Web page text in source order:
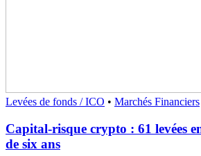
Levées de fonds / ICO • Marchés Financiers
Capital-risque crypto : 61 levées
de six ans